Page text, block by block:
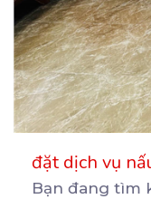
đặt dịch vụ
Bạn đang tìm